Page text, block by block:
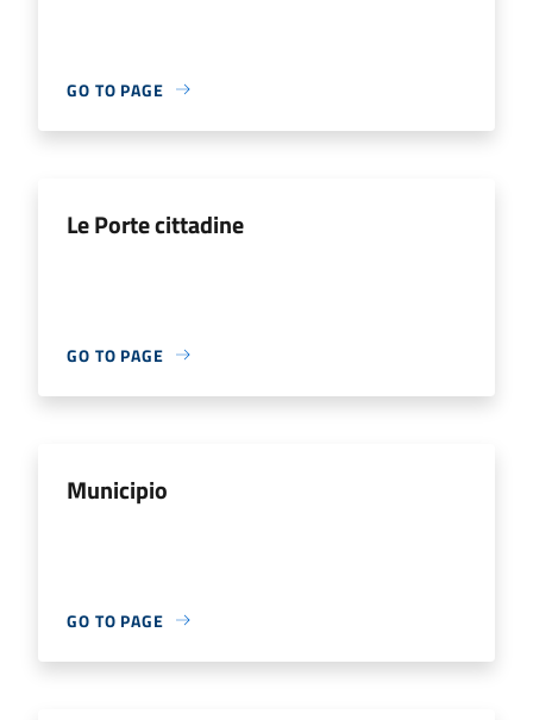
GO TO PAGE
Le Porte cittadine
GO TO PAGE
Municipio
GO TO PAGE